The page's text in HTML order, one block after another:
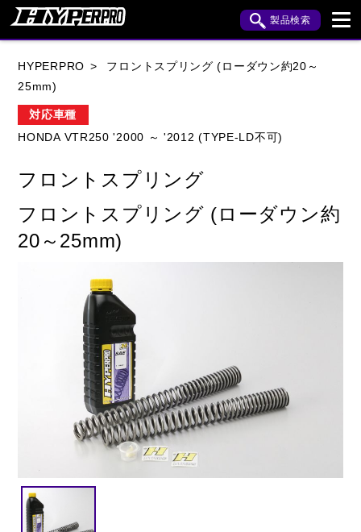
製品検索
HONDA YAMAHA SUZUKI
KAWASAKI APRILIA
BUELL CAGIVA DUCATI
HARLEY DAVIDSON
KTM
MV AGUSTA
TRIUMPH
閉じる
HYPERPRO
フロントスプリング (ローダウン約20～
25mm)
対応車種
HONDA VTR250 '2000 ～ '2012 (TYPE-LD不可)
フロントスプリング
フロントスプリング (ローダウン約
20～25mm)